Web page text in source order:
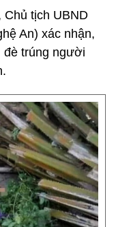
Chủ tịch UBND
An) xác nhận,
đè trúng người